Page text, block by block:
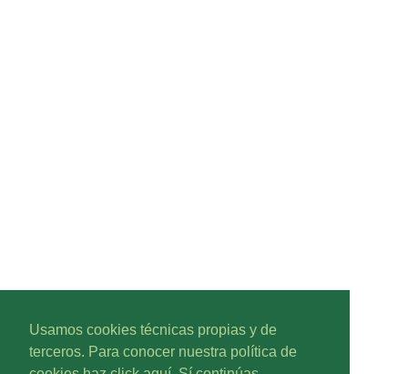
Usamos cookies técnicas propias y de
terceros. Para conocer nuestra política de